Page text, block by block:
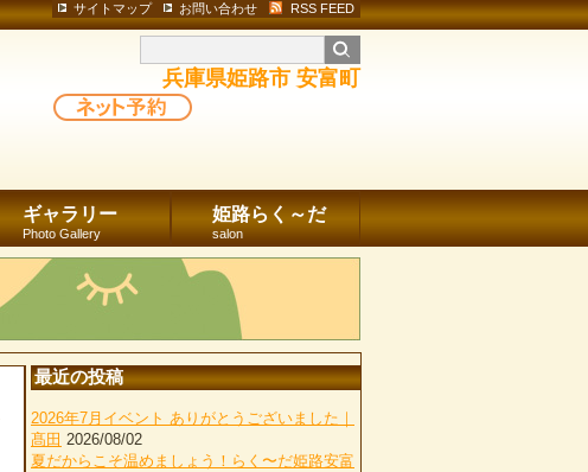
サイトマップ お問い合わせ RSS FEED
兵庫県姫路市 安富町
ギャラリー
Photo Gallery
姫路らく～だ
salon
最近の投稿
2026年7月イベント ありがとうございました｜
髙田 2026/08/02
夏だからこそ温めましょう！らく〜だ姫路安富